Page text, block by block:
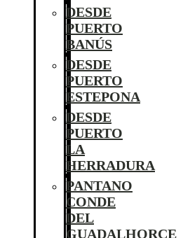
DESDE
PUERTO
BANÚS
DESDE
PUERTO
ESTEPONA
DESDE
PUERTO
LA
HERRADURA
PANTANO
CONDE
DEL
GUADALHORCE